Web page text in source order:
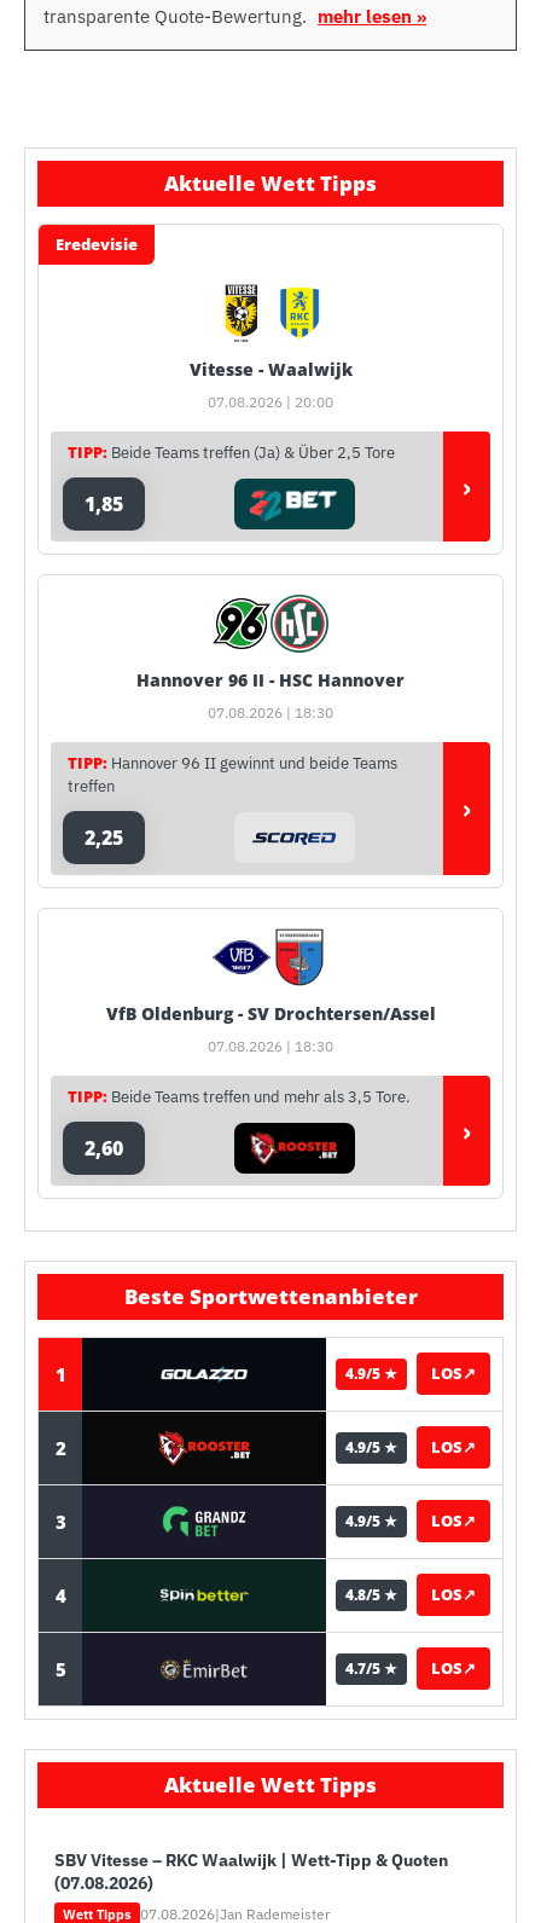
transparente Quote-Bewertung. mehr lesen »
Aktuelle Wett Tipps
Eredevisie
Vitesse - Waalwijk
07.08.2026 | 20:00
TIPP: Beide Teams treffen (Ja) & Über 2,5 Tore
1,85 ›
Hannover 96 II - HSC Hannover
07.08.2026 | 18:30
TIPP: Hannover 96 II gewinnt und beide Teams
treffen
2,25
›
VfB Oldenburg - SV Drochtersen/Assel
07.08.2026 | 18:30
TIPP: Beide Teams treffen und mehr als 3,5 Tore.
2,60 ›
Beste Sportwettenanbieter
1 4.9/5 ★ LOS↗
2 4.9/5 ★ LOS↗
3 4.9/5 ★ LOS↗
4 4.8/5 ★ LOS↗
5 4.7/5 ★ LOS↗
Aktuelle Wett Tipps
SBV Vitesse – RKC Waalwijk | Wett-Tipp & Quoten
(07.08.2026)
Wett Tipps 07.08.2026|Jan Rademeister